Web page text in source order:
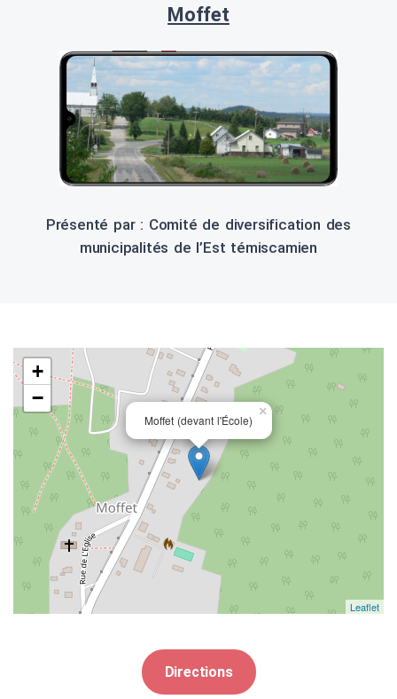
Moffet
Présenté par : Comité de diversification des
municipalités de l’Est témiscamien
Moffet (devant l'École)
×
+
−
Leaflet
Directions